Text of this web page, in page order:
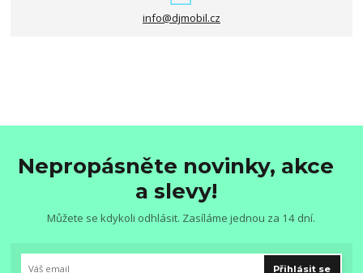
info@djmobil.cz
Nepropásněte novinky, akce
a slevy!
Můžete se kdykoli odhlásit. Zasíláme jednou za 14 dní.
Přihlásit se